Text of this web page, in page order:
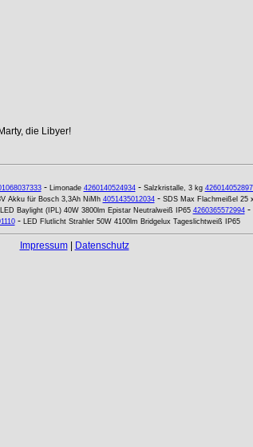
die Libyer!
- Limonade 4260140524934- Salzkristalle, 3 kg
Akku für Bosch 3,3Ah NiMh 4051435012034- SDS Max Flachmeißel 25
LED Baylight (IPL) 40W 3800lm Epistar Neutralweiß IP65 4260365572994-
- LED Flutlicht Strahler 50W 4100lm Bridgelux Tageslichtweiß IP65
Impressum| Datenschutz